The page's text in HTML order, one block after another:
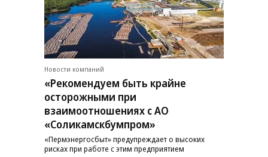
Новости компаний
«Рекомендуем быть крайне
осторожными при
взаимоотношениях с АО
«Соликамскбумпром»
«Пермэнергосбыт» предупреждает о высоких
рисках при работе с этим предприятием